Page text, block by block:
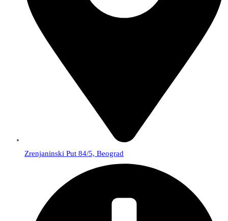
Zrenjaninski Put 84/5, Beograd